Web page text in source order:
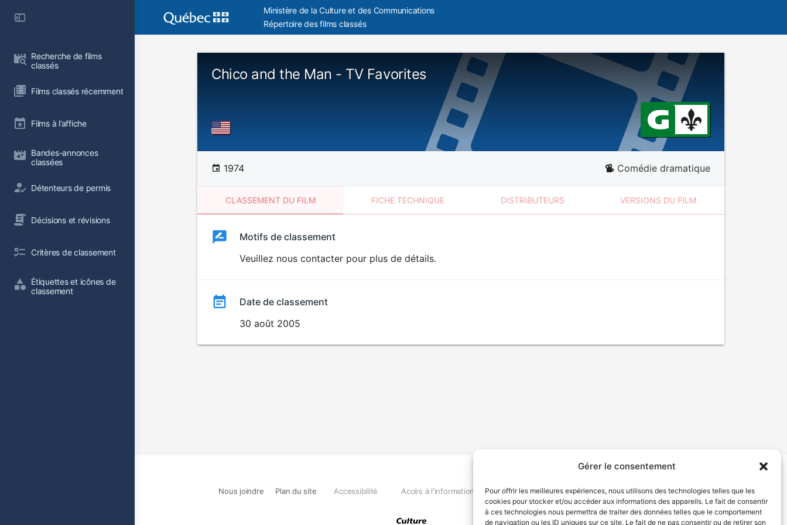
Gérer le consentement
Pour offrir les meilleures expériences, nous utilisons des technologies telles que les
cookies pour stocker et/ou accéder aux informations des appareils. Le fait de consentir
à ces technologies nous permettra de traiter des données telles que le comportement
de navigation ou les ID uniques sur ce site. Le fait de ne pas consentir ou de retirer son
Recherche de films
classés
Films classés récemment
Films à l’affiche
Bandes-annonces
classées
Détenteurs de permis
Décisions et révisions
Critères de classement
Étiquettes et icônes de
classement
Ministère de la Culture et des Communications
Répertoire des films classés
Chico and the Man - TV Favorites
1974 Comédie dramatique
CLASSEMENT DU FILM FICHE TECHNIQUE DISTRIBUTEURS VERSIONS DU FILM
ClassementClassement
Motifs de classement
Veuillez nous contacter pour plus de détails.
Date de classement
30 août 2005
Nous joindre Plan du site Accessibilité Accès à l'information Déclaration de services Politique de confidentialité